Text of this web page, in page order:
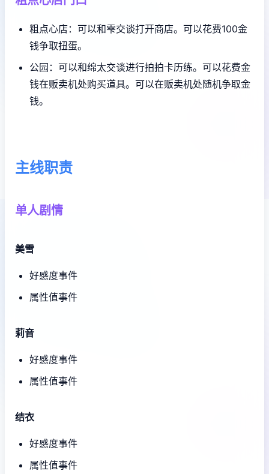
粗点心店：可以和雫交谈打开商店。可以花费100金
钱争取扭蛋。
公园：可以和绵太交谈进行拍拍卡历练。可以花费金
钱在贩卖机处购买道具。可以在贩卖机处随机争取金
钱。
主线职责
单人剧情
美雪
好感度事件
属性值事件
莉音
好感度事件
属性值事件
结衣
好感度事件
属性值事件